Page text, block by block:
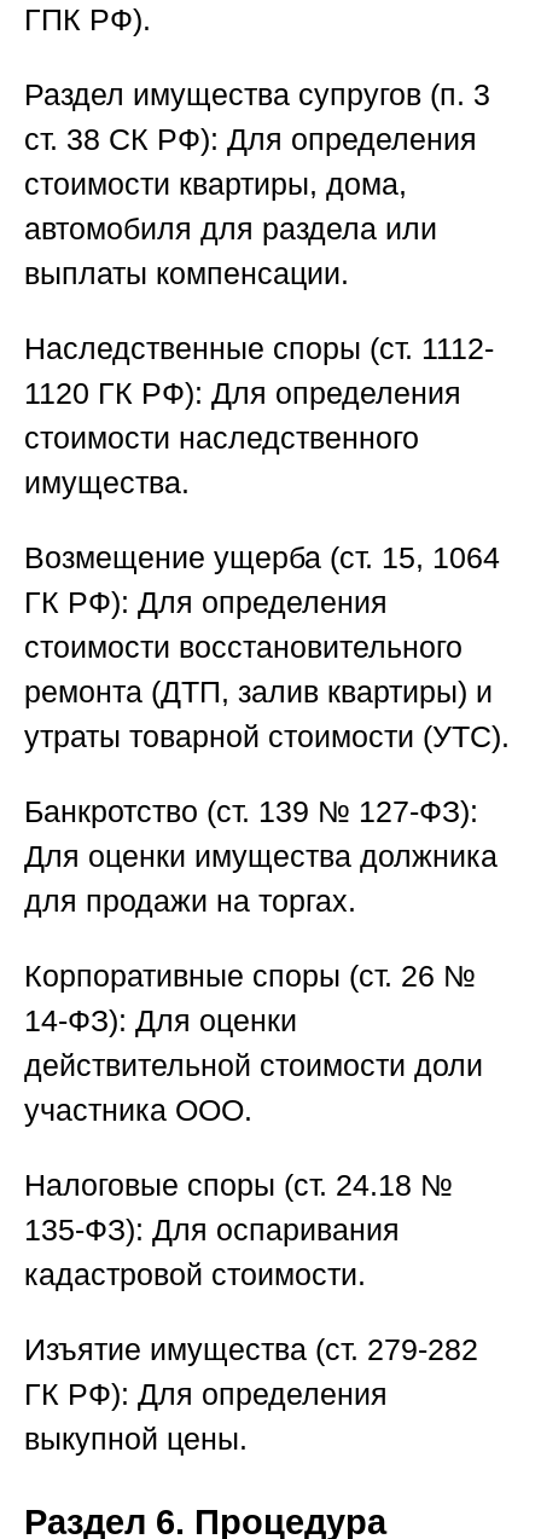
ГПК РФ).
Раздел имущества супругов (п. 3
ст. 38 СК РФ): Для определения
стоимости квартиры, дома,
автомобиля для раздела или
выплаты компенсации.
Наследственные споры (ст. 1112-
1120 ГК РФ): Для определения
стоимости наследственного
имущества.
Возмещение ущерба (ст. 15, 1064
ГК РФ): Для определения
стоимости восстановительного
ремонта (ДТП, залив квартиры) и
утраты товарной стоимости (УТС).
Банкротство (ст. 139 № 127-ФЗ):
Для оценки имущества должника
для продажи на торгах.
Корпоративные споры (ст. 26 №
14-ФЗ): Для оценки
действительной стоимости доли
участника ООО.
Налоговые споры (ст. 24.18 №
135-ФЗ): Для оспаривания
кадастровой стоимости.
Изъятие имущества (ст. 279-282
ГК РФ): Для определения
выкупной цены.
Раздел 6. Процедура